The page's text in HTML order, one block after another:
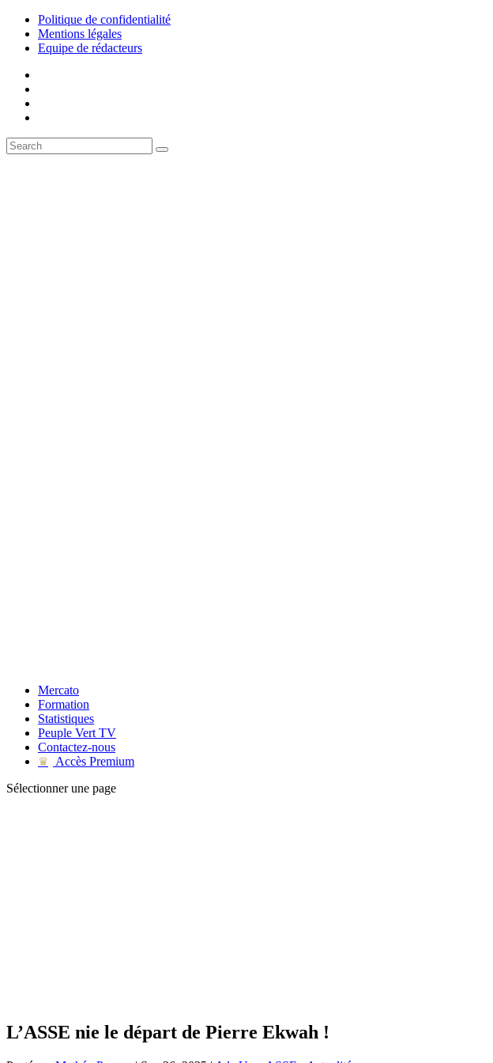
Politique de confidentialité
Mentions légales
Equipe de rédacteurs
Mercato
Formation
Statistiques
Peuple Vert TV
Contactez-nous
♛
Accès Premium
Sélectionner une page
L’ASSE nie le départ de Pierre Ekwah !